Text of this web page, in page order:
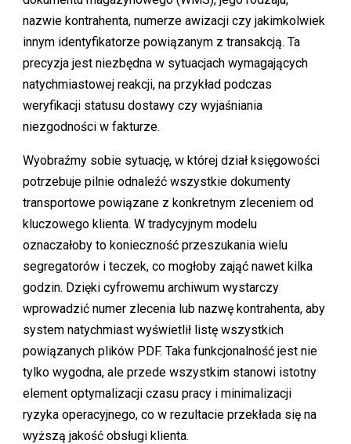
nazwie kontrahenta, numerze awizacji czy jakimkolwiek
innym identyfikatorze powiązanym z transakcją. Ta
precyzja jest niezbędna w sytuacjach wymagających
natychmiastowej reakcji, na przykład podczas
weryfikacji statusu dostawy czy wyjaśniania
niezgodności w fakturze.
Wyobraźmy sobie sytuację, w której dział księgowości
potrzebuje pilnie odnaleźć wszystkie dokumenty
transportowe powiązane z konkretnym zleceniem od
kluczowego klienta. W tradycyjnym modelu
oznaczałoby to konieczność przeszukania wielu
segregatorów i teczek, co mogłoby zająć nawet kilka
godzin. Dzięki cyfrowemu archiwum wystarczy
wprowadzić numer zlecenia lub nazwę kontrahenta, aby
system natychmiast wyświetlił listę wszystkich
powiązanych plików PDF. Taka funkcjonalność jest nie
tylko wygodna, ale przede wszystkim stanowi istotny
element optymalizacji czasu pracy i minimalizacji
ryzyka operacyjnego, co w rezultacie przekłada się na
wyższą jakość obsługi klienta.